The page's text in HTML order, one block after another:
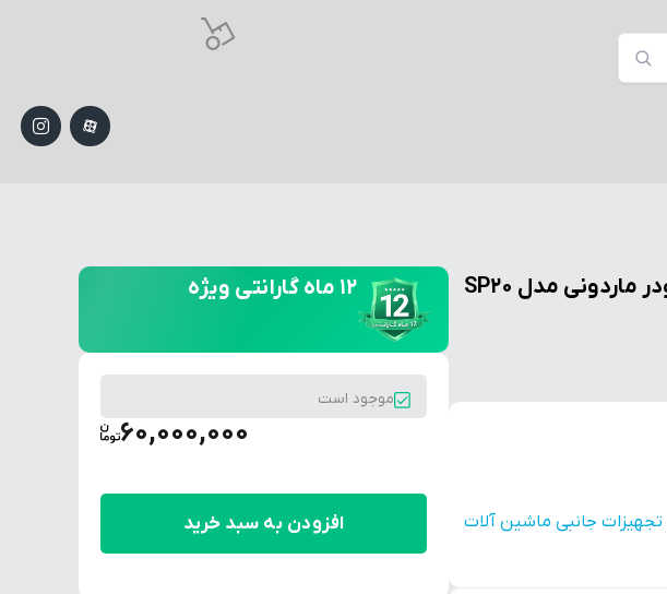
ماردون دستگاه پرکن پودر ماردونی مدل SP20
تجهیزات جانبی ماشین آلات
۱۲ ماه گارانتی ویژه
موجود است
60,000,000
افزودن به سبد خرید